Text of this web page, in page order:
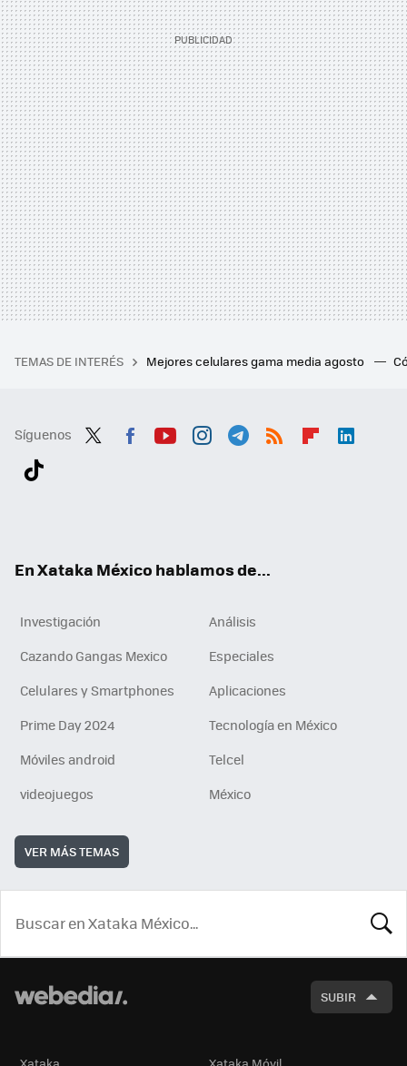
TEMAS DE INTERÉS Mejores celulares gama media agosto
Síguenos
En Xataka México hablamos de...
Investigación
Análisis
Cazando Gangas Mexico
Especiales
Celulares y Smartphones
Aplicaciones
Prime Day 2024
Tecnología en México
Móviles android
Telcel
videojuegos
México
VER MÁS TEMAS
SUBIR